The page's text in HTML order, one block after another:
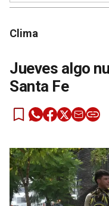
Clima
Jueves algo
Santa Fe